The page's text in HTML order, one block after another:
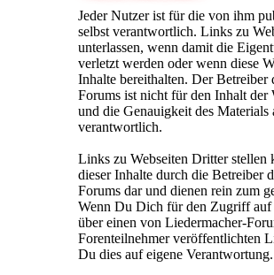
Jeder Nutzer ist für die von ihm
selbst verantwortlich. Links zu
unterlassen, wenn damit die
verletzt werden oder wenn diese
Inhalte bereithalten. Der Betreiber
Forums ist nicht für den Inhalt der
und die Genauigkeit des Materials
verantwortlich.
Links zu Webseiten Dritter stellen
dieser Inhalte durch die Betreiber
Forums dar und dienen rein zum
Wenn Du Dich für den Zugriff auf
über einen von Liedermacher-
Forenteilnehmer veröffentlichten
Du dies auf eigene Verantwortung.